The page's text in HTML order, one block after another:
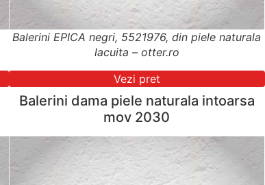
Balerini EPICA negri, 5521976, din piele naturala
lacuita – otter.ro
Vezi pret
Balerini dama piele naturala intoarsa
mov 2030